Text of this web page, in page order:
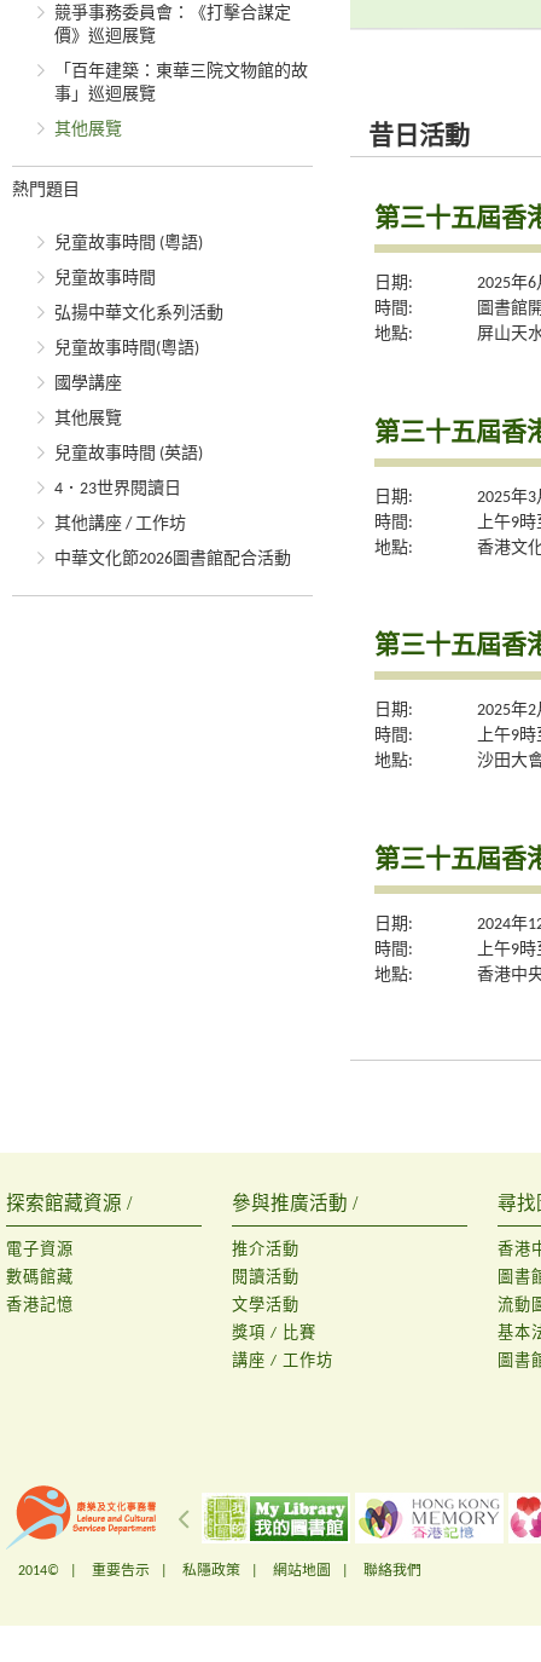
競爭事務委員會：《打擊合謀定
價》巡迴展覽
「百年建築：東華三院文物館的故
事」巡迴展覽
其他展覽
熱門題目
兒童故事時間 (粵語)
兒童故事時間
弘揚中華文化系列活動
兒童故事時間(粵語)
國學講座
其他展覽
兒童故事時間 (英語)
4．23世界閱讀日
其他講座 / 工作坊
中華文化節2026圖書館配合活動
昔日活動
第三十五屆香
日期:
2025年
時間:
圖書館
地點:
屏山天
第三十五屆香
日期:
2025年
時間:
上午9
地點:
香港文
第三十五屆香
日期:
2025年
時間:
上午9時
地點:
沙田大
第三十五屆香
日期:
2024年
時間:
上午9
地點:
香港中
探索館藏資源 /
電子資源
數碼館藏
香港記憶
參與推廣活動 /
推介活動
閱讀活動
文學活動
獎項 / 比賽
講座 / 工作坊
尋找
香港
圖書
流動
基本
圖書
2014© | 重要告示 私隱政策 網站地圖 聯絡我們